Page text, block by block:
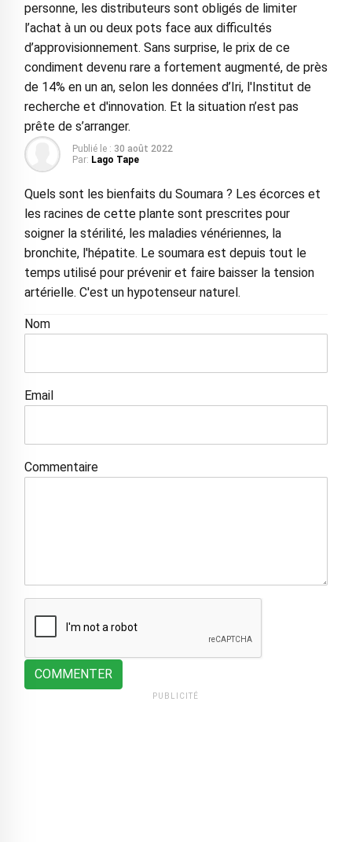
personne, les distributeurs sont obligés de limiter
l’achat à un ou deux pots face aux difficultés
d’approvisionnement. Sans surprise, le prix de ce
condiment devenu rare a fortement augmenté, de près
de 14% en un an, selon les données d’Iri, l'Institut de
recherche et d'innovation. Et la situation n’est pas
prête de s’arranger.
Publié le : 30 août 2022
Par: Lago Tape
Quels sont les bienfaits du Soumara ? Les écorces et
les racines de cette plante sont prescrites pour
soigner la stérilité, les maladies vénériennes, la
bronchite, l'hépatite. Le soumara est depuis tout le
temps utilisé pour prévenir et faire baisser la tension
artérielle. C'est un hypotenseur naturel.
Nom
Email
Commentaire
COMMENTER
PUBLICITÉ